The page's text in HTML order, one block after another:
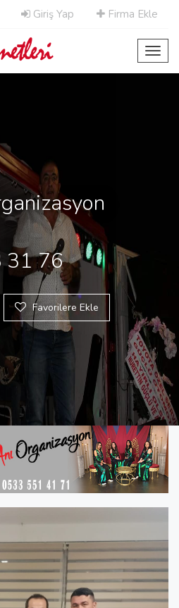
Giriş Yap Firma Ekle
31 76
Favorilere Ekle